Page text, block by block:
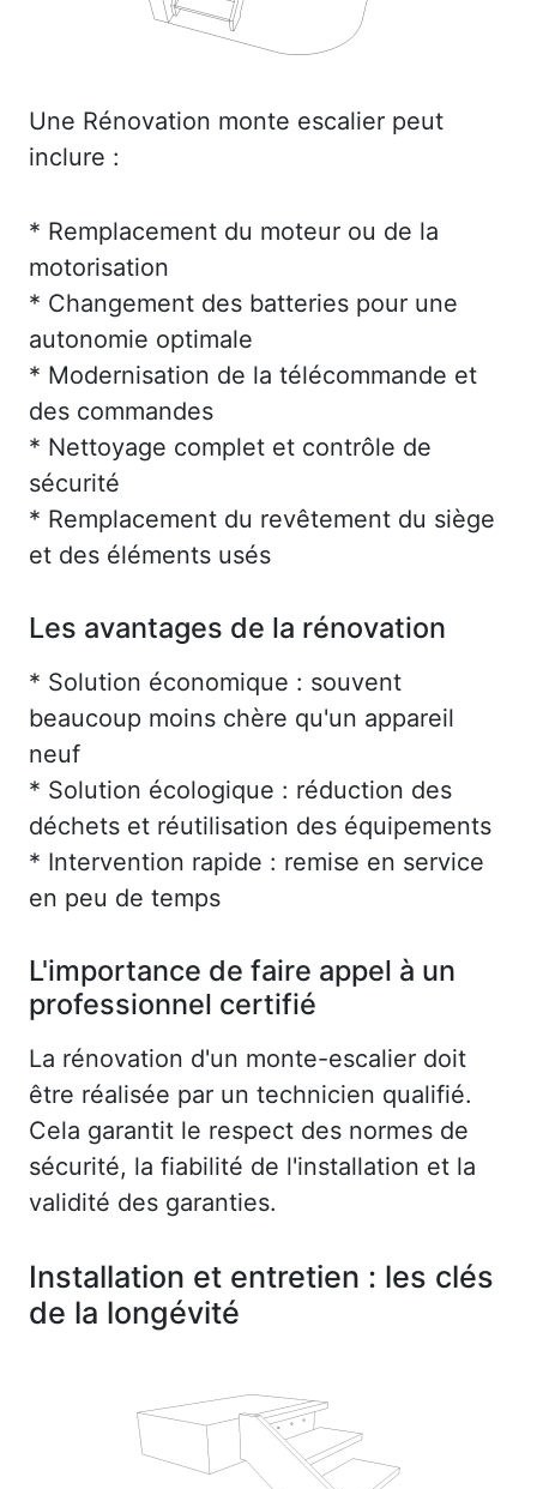
Une Rénovation monte escalier peut
inclure :
* Remplacement du moteur ou de la
motorisation
* Changement des batteries pour une
autonomie optimale
* Modernisation de la télécommande et
des commandes
* Nettoyage complet et contrôle de
sécurité
* Remplacement du revêtement du siège
et des éléments usés
Les avantages de la rénovation
* Solution économique : souvent
beaucoup moins chère qu'un appareil
neuf
* Solution écologique : réduction des
déchets et réutilisation des équipements
* Intervention rapide : remise en service
en peu de temps
L'importance de faire appel à un
professionnel certifié
La rénovation d'un monte-escalier doit
être réalisée par un technicien qualifié.
Cela garantit le respect des normes de
sécurité, la fiabilité de l'installation et la
validité des garanties.
Installation et entretien : les clés
de la longévité